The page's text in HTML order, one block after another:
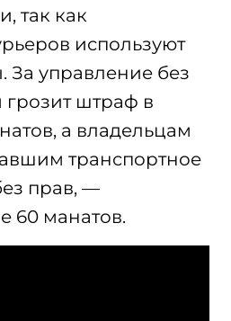
так как
используют
управление без
грозит штраф в
а владельцам
транспортное
прав, —
60 манатов.